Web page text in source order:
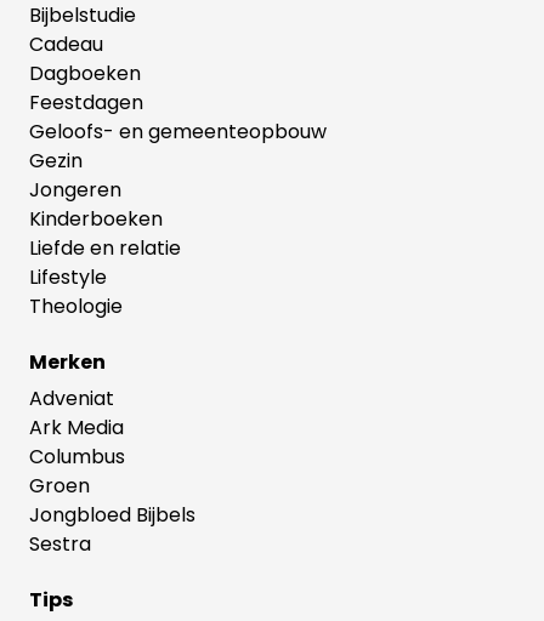
Bijbelstudie
Cadeau
Dagboeken
Feestdagen
Geloofs- en gemeenteopbouw
Gezin
Jongeren
Kinderboeken
Liefde en relatie
Lifestyle
Theologie
Merken
Adveniat
Ark Media
Columbus
Groen
Jongbloed Bijbels
Sestra
Tips